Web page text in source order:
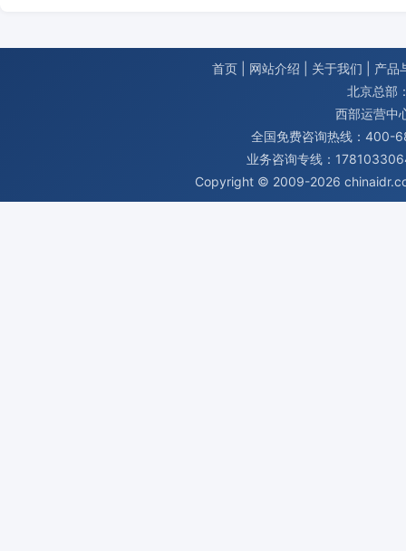
首页 网站介绍 关于我们
产品
北京总部
西部运营中
全国免费咨询热线：400-
业务咨询专线：
Copyright © 2009-2026